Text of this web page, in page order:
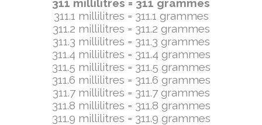
311 millilitres = 311 grammes
311.1 millilitres = 311.1 grammes
311.2 millilitres = 311.2 grammes
311.3 millilitres = 311.3 grammes
311.4 millilitres = 311.4 grammes
311.5 millilitres = 311.5 grammes
311.6 millilitres = 311.6 grammes
311.7 millilitres = 311.7 grammes
311.8 millilitres = 311.8 grammes
311.9 millilitres = 311.9 grammes